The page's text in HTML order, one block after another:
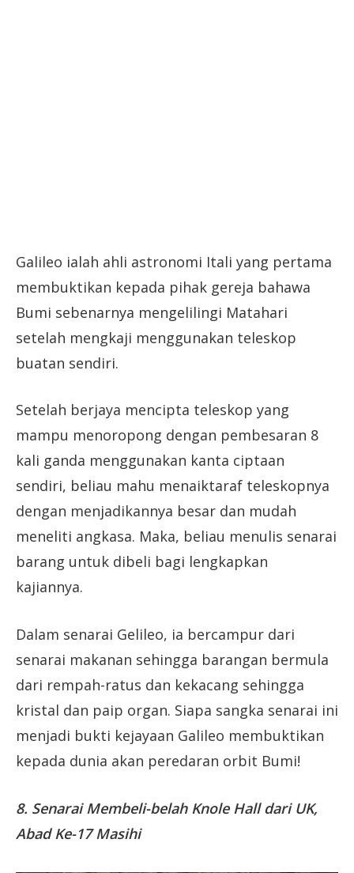
Galileo ialah ahli astronomi Itali yang pertama
membuktikan kepada pihak gereja bahawa
Bumi sebenarnya mengelilingi Matahari
setelah mengkaji menggunakan teleskop
buatan sendiri.
Setelah berjaya mencipta teleskop yang
mampu menoropong dengan pembesaran 8
kali ganda menggunakan kanta ciptaan
sendiri, beliau mahu menaiktaraf teleskopnya
dengan menjadikannya besar dan mudah
meneliti angkasa. Maka, beliau menulis senarai
barang untuk dibeli bagi lengkapkan
kajiannya.
Dalam senarai Gelileo, ia bercampur dari
senarai makanan sehingga barangan bermula
dari rempah-ratus dan kekacang sehingga
kristal dan paip organ. Siapa sangka senarai ini
menjadi bukti kejayaan Galileo membuktikan
kepada dunia akan peredaran orbit Bumi!
8. Senarai Membeli-belah Knole Hall dari UK,
Abad Ke-17 Masihi